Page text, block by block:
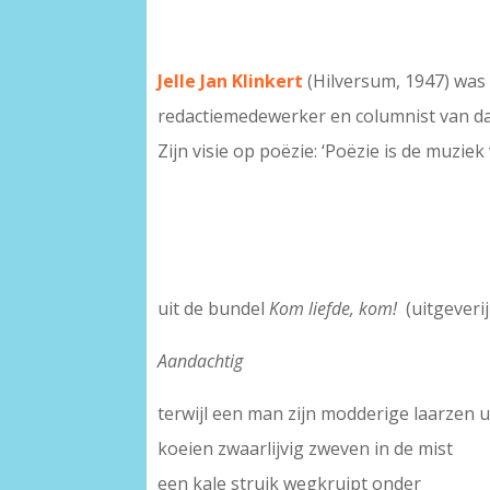
Jelle Jan Klinkert (Hilversum, 1947)
redactiemedewerker en columnist van
Zijn visie op poëzie: ‘Poëzie is de muziek
uit de bundelKom liefde, kom!(uitgeverij
Aandachtig
terwijl een man zijn modderige laarzen
koeien zwaarlijvig zweven in de mist
een kale struik wegkruipt onder